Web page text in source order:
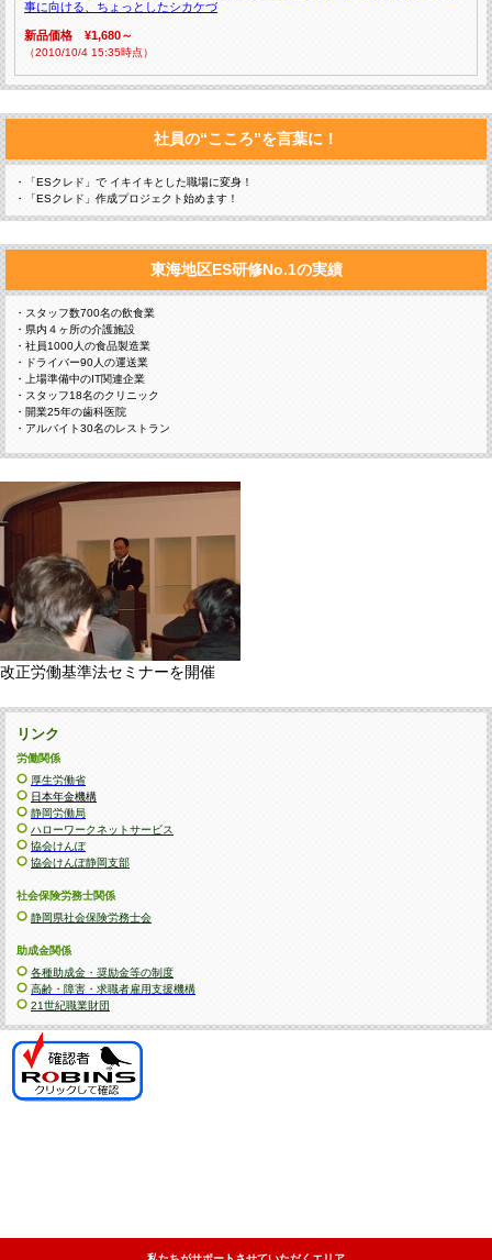
事に向ける、ちょっとしたシカケづ
新品価格 ¥1,680～
（2010/10/4 15:35時点）
社員の“こころ”を言葉に！
・「ESクレド」で イキイキとした職場に変身！
・「ESクレド」作成プロジェクト始めます！
東海地区ES研修No.1の実績
・スタッフ数700名の飲食業
・県内４ヶ所の介護施設
・社員1000人の食品製造業
・ドライバー90人の運送業
・上場準備中のIT関連企業
・スタッフ18名のクリニック
・開業25年の歯科医院
・アルバイト30名のレストラン
改正労働基準法セミナーを開催
リンク
労働関係
厚生労働省
日本年金機構
静岡労働局
ハローワークネットサービス
協会けんぽ
協会けんぽ静岡支部
社会保険労務士関係
静岡県社会保険労務士会
助成金関係
各種助成金・奨励金等の制度
高齢・障害・求職者雇用支援機構
21世紀職業財団